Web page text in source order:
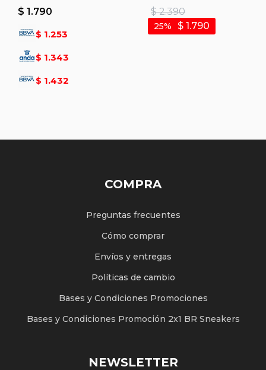
aguamarina
$ 1.790
$ 1.253
$ 1.343
$ 1.432
Marino
$ 2.390
$ 1.790
25
COMPRA
Preguntas frecuentes
Cómo comprar
Envíos y entregas
Políticas de cambio
Bases y Condiciones Promociones
Bases y Condiciones Promoción 2x1 BR Sneakers
NEWSLETTER